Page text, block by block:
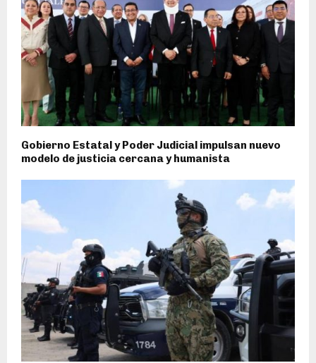
Gobierno Estatal y Poder Judicial impulsan nuevo
modelo de justicia cercana y humanista